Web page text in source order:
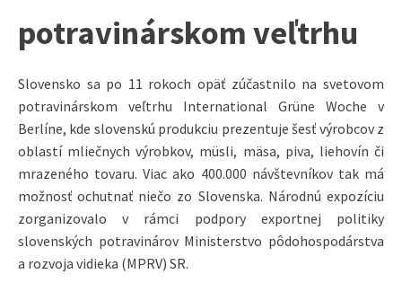
rokoch zastúpenie na
svetovom
potravinárskom veľtrhu
Slovensko sa po 11 rokoch opäť zúčastnilo na svetovom
potravinárskom veľtrhu International Grüne Woche v
Berlíne, kde slovenskú produkciu prezentuje šesť výrobcov z
oblastí mliečnych výrobkov, müsli, mäsa, piva, liehovín či
mrazeného tovaru. Viac ako 400.000 návštevníkov tak má